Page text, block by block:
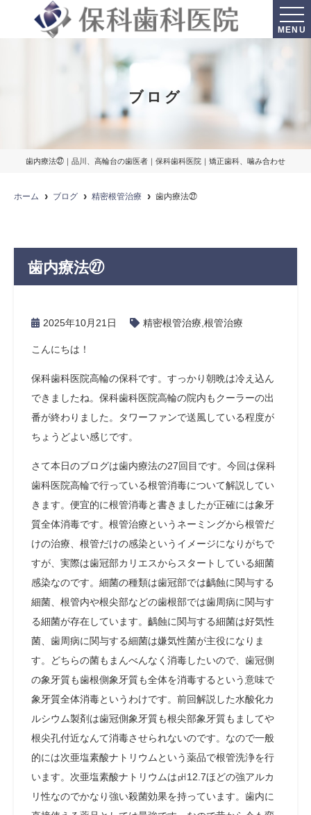
MENU
ブログ
歯内療法㉗｜品川、高輪台の歯医者｜保科歯科医院｜矯正歯科、噛み合わせ
ホーム ブログ 精密根管治療 歯内療法㉗
歯内療法㉗
2025年10月21日 精密根管治療 根管治療
こんにちは！
保科歯科医院高輪の保科です。すっかり朝晩は冷え込ん
できましたね。保科歯科医院高輪の院内もクーラーの出
番が終わりました。タワーファンで送風している程度が
ちょうどよい感じです。
さて本日のブログは歯内療法の27回目です。今回は保科
歯科医院高輪で行っている根管消毒について解説してい
きます。便宜的に根管消毒と書きましたが正確には象牙
質全体消毒です。根管治療というネーミングから根管だ
けの治療、根管だけの感染というイメージになりがちで
すが、実際は歯冠部カリエスからスタートしている細菌
感染なのです。細菌の種類は歯冠部では齲蝕に関与する
細菌、根管内や根尖部などの歯根部では歯周病に関与す
る細菌が存在しています。齲蝕に関与する細菌は好気性
菌、歯周病に関与する細菌は嫌気性菌が主役になりま
す。どちらの菌もまんべんなく消毒したいので、歯冠側
の象牙質も歯根側象牙質も全体を消毒するという意味で
象牙質全体消毒というわけです。前回解説した水酸化カ
ルシウム製剤は歯冠側象牙質も根尖部象牙質もましてや
根尖孔付近なんて消毒させられないのです。なので一般
的には次亜塩素酸ナトリウムという薬品で根管洗浄を行
います。次亜塩素酸ナトリウムは㏗12.7ほどの強アルカ
リ性なのでかなり強い殺菌効果を持っています。歯内に